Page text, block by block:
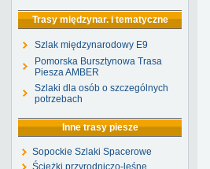
Trasy międzynar. i tematyczne
Szlak międzynarodowy E9
Pomorska Bursztynowa Trasa
Piesza AMBER
Szlaki dla osób o szczególnych
potrzebach
Inne trasy piesze
Sopockie Szlaki Spacerowe
Ścieżki przyrodniczo-leśne